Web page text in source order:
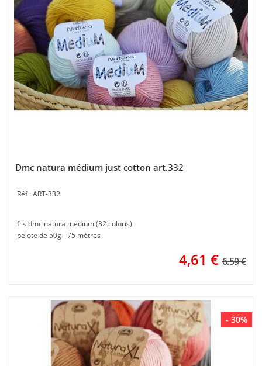
Dmc natura médium just cotton art.332
ART-332
fils dmc natura medium (32 coloris)
pelote de 50g - 75 mètres
4,61 € 6.59 €
- 30%